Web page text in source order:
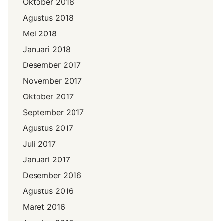
Agustus 2018
Mei 2018
Januari 2018
Desember 2017
November 2017
Oktober 2017
September 2017
Agustus 2017
Juli 2017
Januari 2017
Desember 2016
Agustus 2016
Maret 2016